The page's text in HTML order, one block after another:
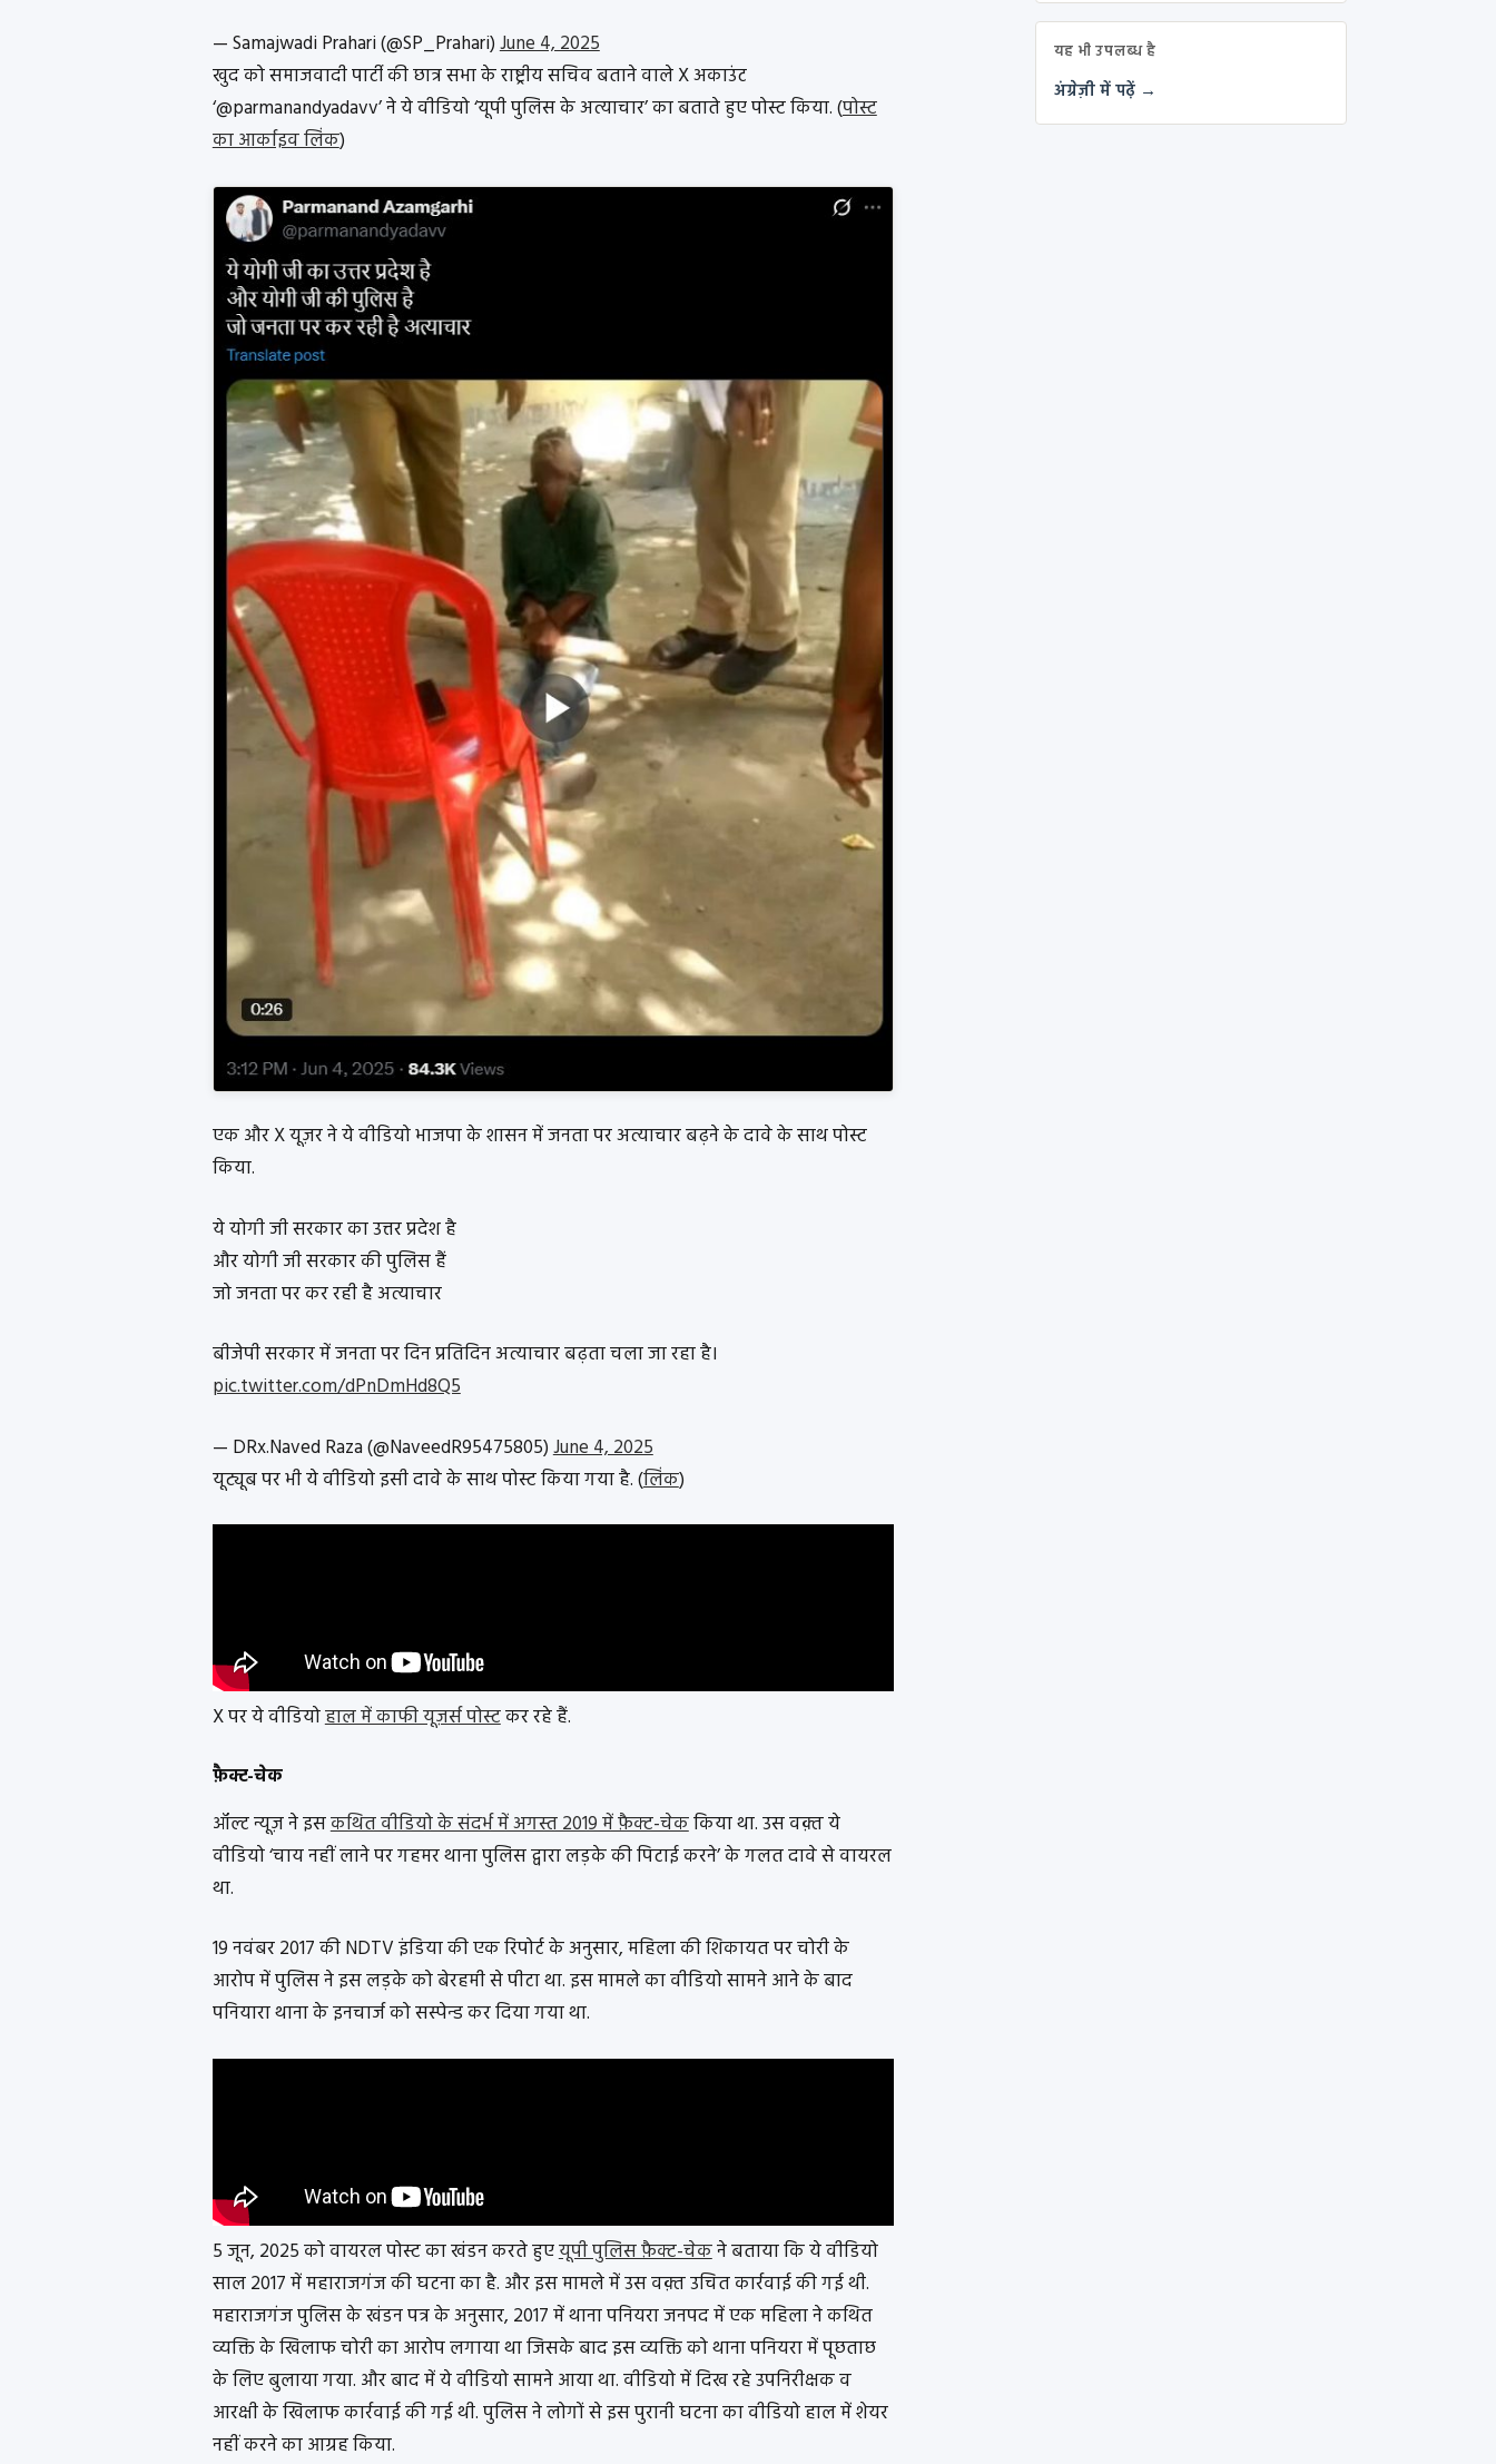
— Samajwadi Prahari (@SP_Prahari)June 4, 2025
खुद को समाजवादी पार्टी की छात्र सभा के राष्ट्रीय सचिव बताने वाले X अकाउंट
‘@parmanandyadavv’ ने ये वीडियो ‘यूपी पुलिस के अत्याचार’ का बताते हुए पोस्ट किया. (पोस्ट
का आर्काइव लिंक)
एक और X यूज़र ने ये वीडियो भाजपा के शासन में जनता पर अत्याचार बढ़ने के दावे के साथ पोस्ट
किया.
ये योगी जी सरकार का उत्तर प्रदेश है
और योगी जी सरकार की पुलिस हैं
जो जनता पर कर रही है अत्याचार
बीजेपी सरकार में जनता पर दिन प्रतिदिन अत्याचार बढ़ता चला जा रहा है।
pic.twitter.com/dPnDmHd8Q5
— DRx.Naved Raza (@NaveedR95475805)June 4, 2025
यूट्यूब पर भी ये वीडियो इसी दावे के साथ पोस्ट किया गया है. (लिंक)
X पर ये वीडियोहाल में काफी यूज़र्स पोस्टकर रहे हैं.
फ़ैक्ट-चेक
ऑल्ट न्यूज़ ने इसकथित वीडियो के संदर्भ में अगस्त 2019 में फ़ैक्ट-चेककिया था. उस वक़्त ये
वीडियो ‘चाय नहीं लाने पर गहमर थाना पुलिस द्वारा लड़के की पिटाई करने’ के गलत दावे से वायरल
था.
19 नवंबर 2017 की NDTV इंडिया की एक रिपोर्ट के अनुसार, महिला की शिकायत पर चोरी के
आरोप में पुलिस ने इस लड़के को बेरहमी से पीटा था. इस मामले का वीडियो सामने आने के बाद
पनियारा थाना के इनचार्ज को सस्पेन्ड कर दिया गया था.
5 जून, 2025 को वायरल पोस्ट का खंडन करते हुएयूपी पुलिस फ़ैक्ट-चेकने बताया कि ये वीडियो
साल 2017 में महाराजगंज की घटना का है. और इस मामले में उस वक़्त उचित कार्रवाई की गई थी.
महाराजगंज पुलिस के खंडन पत्र के अनुसार, 2017 में थाना पनियरा जनपद में एक महिला ने कथित
व्यक्ति के खिलाफ चोरी का आरोप लगाया था जिसके बाद इस व्यक्ति को थाना पनियरा में पूछताछ
के लिए बुलाया गया. और बाद में ये वीडियो सामने आया था. वीडियो में दिख रहे उपनिरीक्षक व
आरक्षी के खिलाफ कार्रवाई की गई थी. पुलिस ने लोगों से इस पुरानी घटना का वीडियो हाल में शेयर
नहीं करने का आग्रह किया.
यह भी उपलब्ध है
अंग्रेज़ी में पढ़ें →